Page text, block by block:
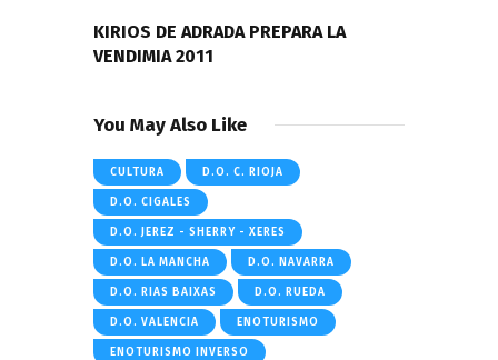
KIRIOS DE ADRADA PREPARA LA
VENDIMIA 2011
You May Also Like
CULTURA D.O. C. RIOJA
D.O. CIGALES
D.O. JEREZ - SHERRY - XERES
D.O. LA MANCHA D.O. NAVARRA
D.O. RIAS BAIXAS D.O. RUEDA
D.O. VALENCIA ENOTURISMO
ENOTURISMO INVERSO